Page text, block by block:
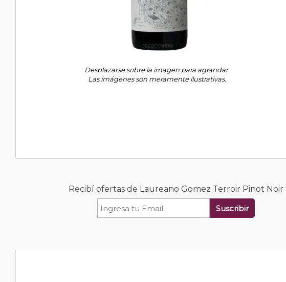
Desplazarse sobre la imagen para agrandar.
Las imágenes son meramente ilustrativas.
Recibí ofertas de Laureano Gomez Terroir Pinot Noir
Suscribir